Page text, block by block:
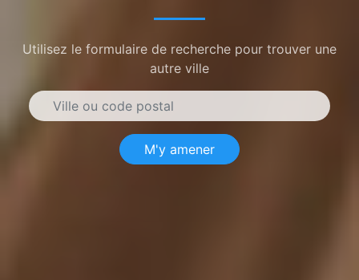
Utilisez le formulaire de recherche pour trouver une
autre ville
M'y amener